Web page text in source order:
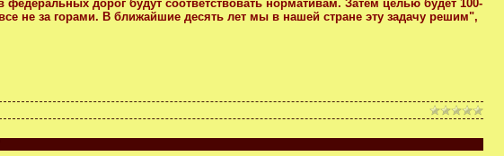
федеральных дорог будут соответствовать нормативам. Затем целью будет 100-
не за горами. В ближайшие десять лет мы в нашей стране эту задачу решим",